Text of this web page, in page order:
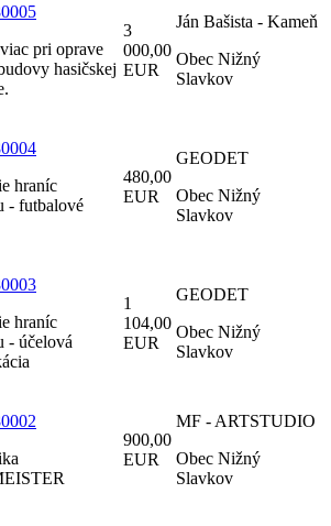
pri oprave
hasičskej
3
000,00
EUR
Ján Bašista - Kameň
Obec Nižný
Slavkov
hraníc
- futbalové
480,00
EUR
GEODET
Obec Nižný
Slavkov
hraníc
- účelová
1
104,00
EUR
GEODET
Obec Nižný
Slavkov
900,00
EUR
MF - ARTSTUDIO
Obec Nižný
Slavkov